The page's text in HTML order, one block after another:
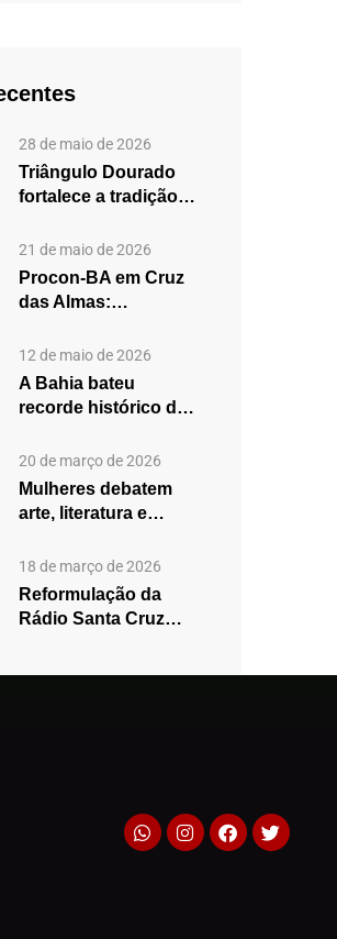
28 de maio de 2026
Triângulo Dourado
fortalece a tradição
das…
21 de maio de 2026
Procon-BA em Cruz
das Almas:
fortalecimento do
atendimento…
12 de maio de 2026
A Bahia bateu
recorde histórico de
2025,…
20 de março de 2026
Mulheres debatem
arte, literatura e
edição especial do…
18 de março de 2026
Reformulação da
Rádio Santa Cruz